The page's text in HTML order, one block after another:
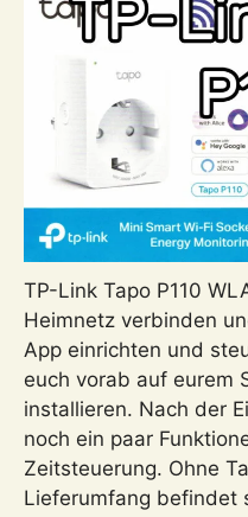
über
Internet
fernsehen
TP-Link Tapo P110
Heimnetz verbinden
App einrichten und
euch vorab auf eurem
installieren. Nach der
noch ein paar
Zeitsteuerung. Ohne
Lieferumfang befindet